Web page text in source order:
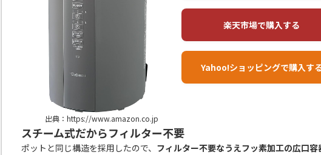
出典：https://www.amazon.co.jp
楽天市場で購入する
Yahoo!ショッピングで購入す
スチーム式だからフィルター不要
ポットと同じ構造を採用したので、 フィルター不要なうえフッ素加工の広口容